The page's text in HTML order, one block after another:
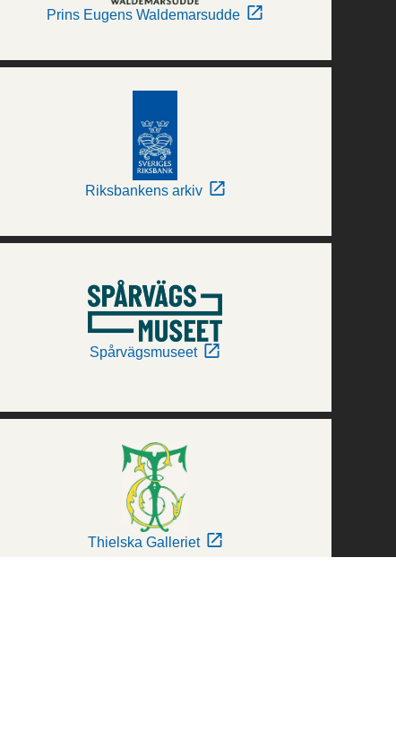
Prins Eugens Waldemarsudde
Riksbankens arkiv
Spårvägsmuseet
Thielska Galleriet